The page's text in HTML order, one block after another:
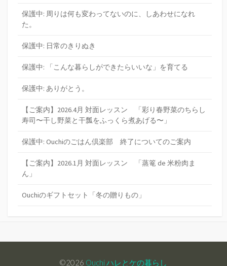
保護中: 周りは何も変わってないのに、しあわせになれ
た。
保護中: 日常のきりぬき
保護中: 「こんな暮らしができたらいいな」を育てる
保護中: ありがとう。
【ご案内】2026.4月 対面レッスン 「彩り春野菜のちらし
寿司〜干し野菜と干瓢をふっくら煮あげる〜」
保護中: Ouchiのごはん倶楽部 終了についてのご案内
【ご案内】2026.1月 対面レッスン 「蒸篭 de 米粉肉ま
ん」
Ouchiのギフトセット「冬の贈りもの」
©2026 Ouchi ハレとケの暮らし